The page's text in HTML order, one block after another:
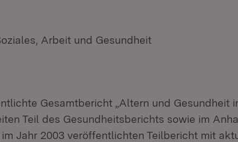
Arbeit und Gesundheit
Gesamtbericht „Altern und Gesundheit
Teil des Gesundheitsberichts sowie im
Jahr 2003 veröffentlichten Teilbericht mit